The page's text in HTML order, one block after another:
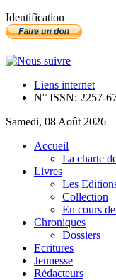
Identification
Liens internet
N° ISSN: 2257-
Samedi, 08 Août 2026
Accueil
La charte
Livres
Les
Collection
En cours
Chroniques
Dossiers
Ecritures
Jeunesse
Rédacteurs